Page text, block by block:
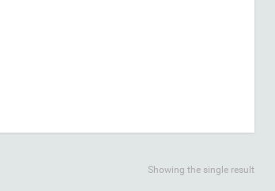
Showing the single result